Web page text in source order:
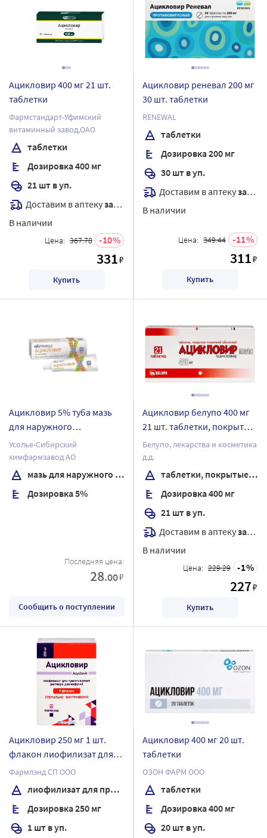
Ацикловир 400 мг 21 шт.
таблетки
Фармстандарт-Уфимский
витаминный завод,ОАО
таблетки
Дозировка 400 мг
21 шт в уп.
Доставим в аптекузавтра
В наличии
Цена: 367.78 10
331₽
Купить
Ацикловир реневал 200 мг
30 шт. таблетки
RENEWAL
таблетки
Дозировка 200 мг
30 шт в уп.
Доставим в аптекузавтра
В наличии
Цена: 349.44 11
311₽
Купить
Ацикловир 5% туба мазь
для наружного
применения 10 гр
Усолье-Сибирский
химфармзавод АО
мазь для наружного применения
Дозировка 5%
Последняя цена:
28.00₽
Сообщить о поступлении
Ацикловир белупо 400 мг
21 шт. таблетки, покрытые
пленочной оболочкой
Белупо, лекарства и косметика
д.д.
таблетки, покрытые пленочной оболочкой
Дозировка 400 мг
21 шт в уп.
Доставим в аптекузавтра
В наличии
Цена: 229.29 1
227₽
Купить
Ацикловир 250 мг 1 шт.
флакон лиофилизат для
приготовления раствора
для инфузий
Фармлэнд СП ООО
лиофилизат для приготовления раствора для инфузий
Дозировка 250 мг
1 шт в уп.
Ацикловир 400 мг 20 шт.
таблетки
ОЗОН ФАРМ ООО
таблетки
Дозировка 400 мг
20 шт в уп.